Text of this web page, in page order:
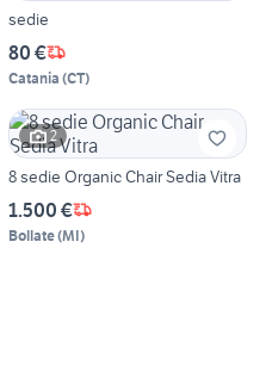
sedie
80 €
Catania (CT)
2
8 sedie Organic Chair Sedia Vitra
1.500 €
Bollate(MI)